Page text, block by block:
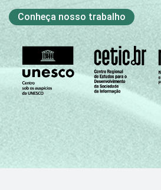
Conheça nosso trabalho